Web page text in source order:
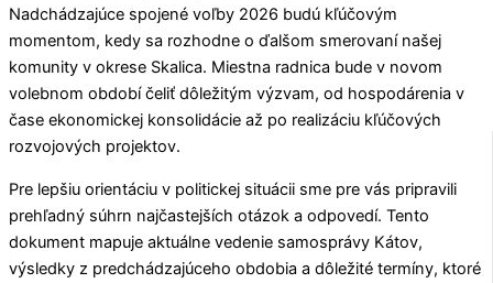
Nadchádzajúce spojené voľby 2026 budú kľúčovým
momentom, kedy sa rozhodne o ďalšom smerovaní našej
komunity v okrese Skalica. Miestna radnica bude v novom
volebnom období čeliť dôležitým výzvam, od hospodárenia v
čase ekonomickej konsolidácie až po realizáciu kľúčových
rozvojových projektov.
Pre lepšiu orientáciu v politickej situácii sme pre vás pripravili
prehľadný súhrn najčastejších otázok a odpovedí. Tento
dokument mapuje aktuálne vedenie samosprávy Kátov,
výsledky z predchádzajúceho obdobia a dôležité termíny, ktoré